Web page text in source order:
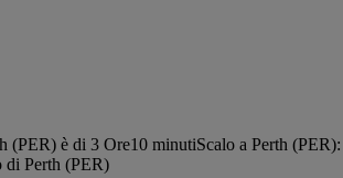
(PER) è di 3 Ore10 minutiScalo a Perth
di Perth (PER)